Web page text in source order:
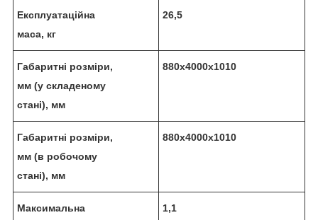
Експлуатаційна
маса, кг
26,5
Габаритні розміри,
мм (у складеному
стані), мм
880х4000х1010
Габаритні розміри,
мм (в робочому
стані), мм
880х4000х1010
Максимальна
1,1